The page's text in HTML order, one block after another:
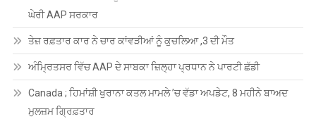
ਘੇਰੀ AAP ਸਰਕਾਰ
ਤੇਜ਼ ਰਫ਼ਤਾਰ ਕਾਰ ਨੇ ਚਾਰ ਕਾਂਵੜੀਆਂ ਨੂੰ ਕੁਚਲਿਆ ,3 ਦੀ ਮੌਤ
ਅੰਮ੍ਰਿਤਸਰ ਵਿੱਚ AAP ਦੇ ਸਾਬਕਾ ਜ਼ਿਲ੍ਹਾ ਪ੍ਰਧਾਨ ਨੇ ਪਾਰਟੀ ਛੱਡੀ
Canada ; ਹਿਮਾਂਸ਼ੀ ਖੁਰਾਨਾ ਕਤਲ ਮਾਮਲੇ ’ਚ ਵੱਡਾ ਅਪਡੇਟ, 8 ਮਹੀਨੇ ਬਾਅਦ
ਮੁਲਜ਼ਮ ਗ੍ਰਿਫ਼ਤਾਰ